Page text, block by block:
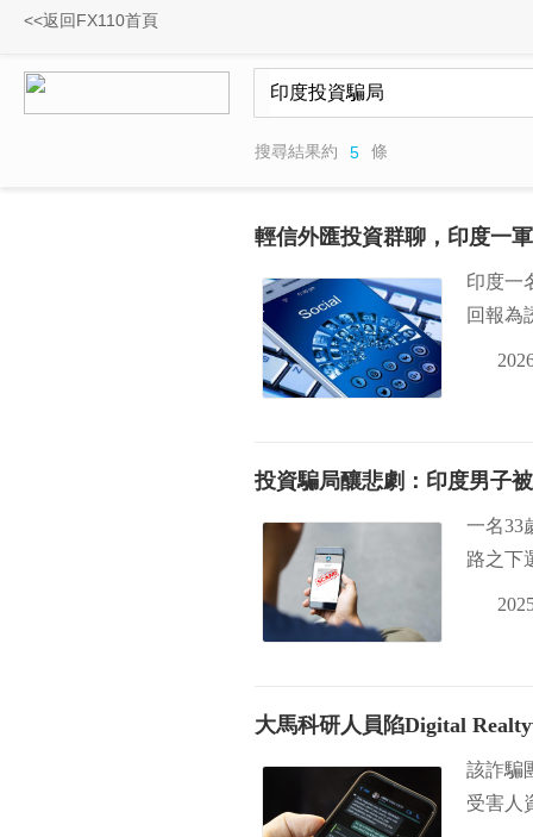
<<返回FX110首頁
搜尋結果約 5 條
輕信外匯投資群聊，印度一
印度一
回報為
投資騙局釀悲劇：印度男子
一名33
路之下
大馬科研人員陷Digital
該詐騙
受害人